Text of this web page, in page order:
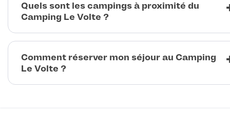
Quels sont les campings à proximité du
Camping Le Volte ?
Comment réserver mon séjour au Camping
Le Volte ?